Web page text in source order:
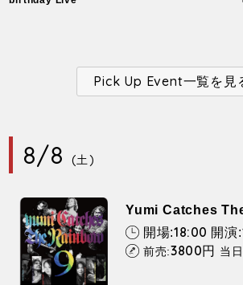
Pick Up Event一覧を見
8/8 (土)
Yumi Catches
開場:18:00 開演:
前売:3800円 当